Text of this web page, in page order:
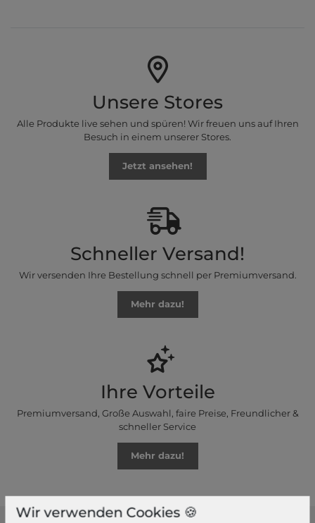
Unsere Stores
Alle Produkte live sehen und spüren! Wir freuen uns auf Ihren
Besuch in einem unserer Stores.
Jetzt ansehen!
Schneller Versand!
Wir versenden Ihre Bestellung schnell per Premiumversand.
Mehr dazu!
Ihre Vorteile
Premiumversand, Große Auswahl, faire Preise, Freundlicher &
schneller Service
Mehr dazu!
Wir verwenden Cookies 🍪